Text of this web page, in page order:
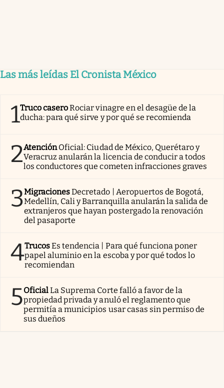
Las más leídas El Cronista México
1Truco caseroRociar vinagre en el desagüe de la
ducha: para qué sirve y por qué se recomienda
2AtenciónOficial: Ciudad de México, Querétaro y
Veracruz anularán la licencia de conducir a todos
los conductores que cometen infracciones graves
3MigracionesDecretado | Aeropuertos de Bogotá,
Medellín, Cali y Barranquilla anularán la salida de
extranjeros que hayan postergado la renovación
del pasaporte
4TrucosEs tendencia | Para qué funciona poner
papel aluminio en la escoba y por qué todos lo
recomiendan
5OficialLa Suprema Corte falló a favor de la
propiedad privada y anuló el reglamento que
permitía a municipios usar casas sin permiso de
sus dueños